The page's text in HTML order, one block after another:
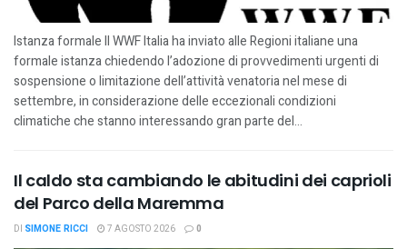
Istanza formale Il WWF Italia ha inviato alle Regioni italiane una
formale istanza chiedendo l’adozione di provvedimenti urgenti di
sospensione o limitazione dell’attività venatoria nel mese di
settembre, in considerazione delle eccezionali condizioni
climatiche che stanno interessando gran parte del...
Il caldo sta cambiando le abitudini dei caprioli
del Parco della Maremma
DI SIMONE RICCI 7 AGOSTO 2026 0